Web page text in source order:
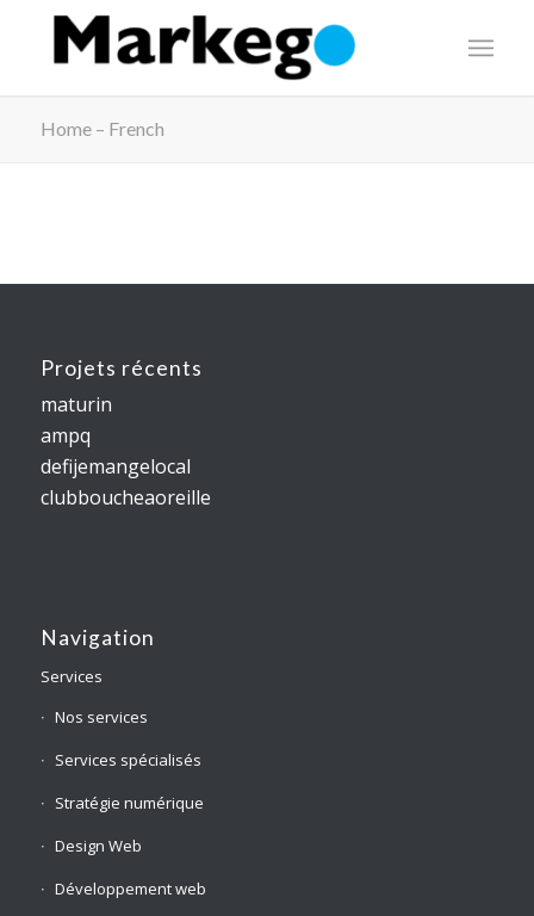
Home – French
Projets récents
maturin
ampq
defijemangelocal
clubboucheaoreille
Navigation
Services
Nos services
Services spécialisés
Stratégie numérique
Design Web
Développement web